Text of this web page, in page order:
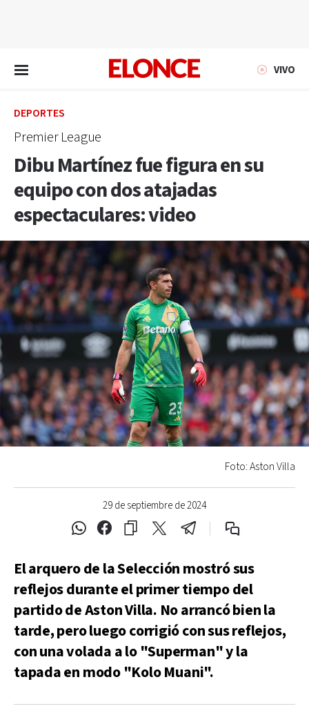
VIVO
DEPORTES
Premier League
Dibu Martínez fue figura en su
equipo con dos atajadas
espectaculares: video
29 de septiembre de 2024
Foto: Aston Villa
El arquero de la Selección mostró sus
reflejos durante el primer tiempo del
partido de Aston Villa. No arrancó bien la
tarde, pero luego corrigió con sus reflejos,
con una volada a lo "Superman" y la
tapada en modo "Kolo Muani".